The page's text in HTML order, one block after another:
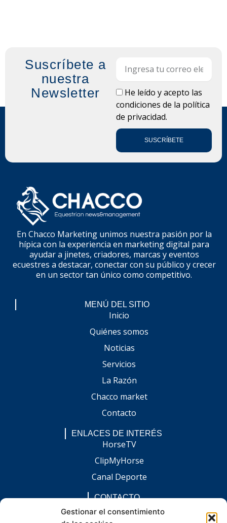
Gestionar el consentimiento
Suscríbete a
nuestra
Newsletter
LOPDHe leído y acepto las
condiciones de la política
de privacidad.
SUSCRÍBETE
En Chacco Marketing unimos nuestra pasión por la
hípica con la experiencia en marketing digital para
ayudar a jinetes, criadores, marcas y eventos
ecuestres a destacar, conectar con su público y crecer
en un sector tan único como competitivo.
MENÚ DEL SITIO
Inicio
Quiénes somos
Noticias
Servicios
La Razón
Chacco market
Contacto
ENLACES DE INTERÉS
HorseTV
ClipMyHorse
Canal Deporte
CONTACTO
comunicacion@chaccoinfo.com